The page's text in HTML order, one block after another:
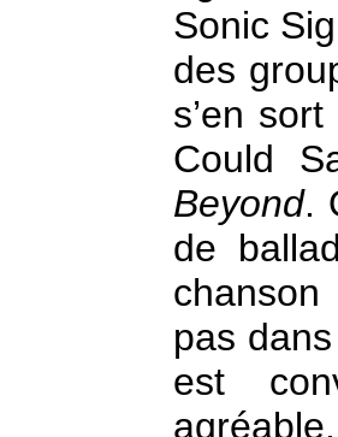
Sonic
des
s’en
Could
Beyond.
de
pas
est